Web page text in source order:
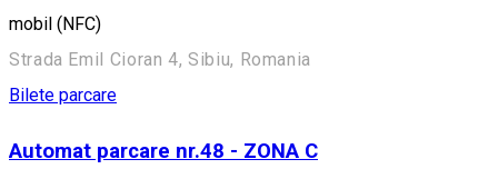
mobil (NFC)
Strada Emil Cioran 4, Sibiu, Romania
Bilete parcare
Automat parcare nr.48 - ZONA C